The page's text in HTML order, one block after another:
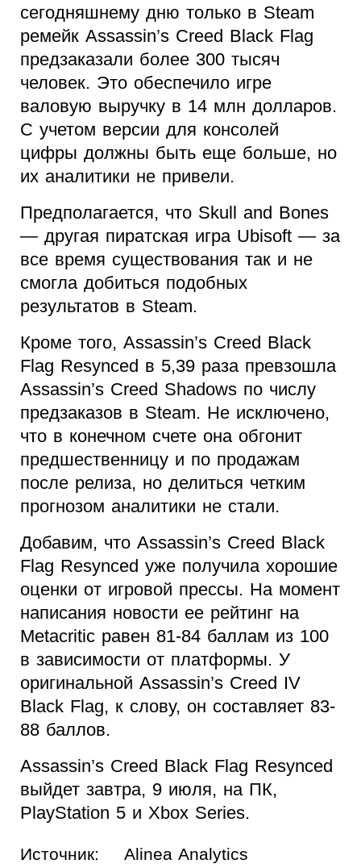
сегодняшнему дню только в Steam
ремейк Assassin’s Creed Black Flag
предзаказали более 300 тысяч
человек. Это обеспечило игре
валовую выручку в 14 млн долларов.
С учетом версии для консолей
цифры должны быть еще больше, но
их аналитики не привели.
Предполагается, что Skull and Bones
— другая пиратская игра Ubisoft — за
все время существования так и не
смогла добиться подобных
результатов в Steam.
Кроме того, Assassin’s Creed Black
Flag Resynced в 5,39 раза превзошла
Assassin’s Creed Shadows по числу
предзаказов в Steam. Не исключено,
что в конечном счете она обгонит
предшественницу и по продажам
после релиза, но делиться четким
прогнозом аналитики не стали.
Добавим, что Assassin’s Creed Black
Flag Resynced уже получила хорошие
оценки от игровой прессы. На момент
написания новости ее рейтинг на
Metacritic равен 81-84 баллам из 100
в зависимости от платформы. У
оригинальной Assassin’s Creed IV
Black Flag, к слову, он составляет 83-
88 баллов.
Assassin’s Creed Black Flag Resynced
выйдет завтра, 9 июля, на ПК,
PlayStation 5 и Xbox Series.
Источник: Alinea Analytics